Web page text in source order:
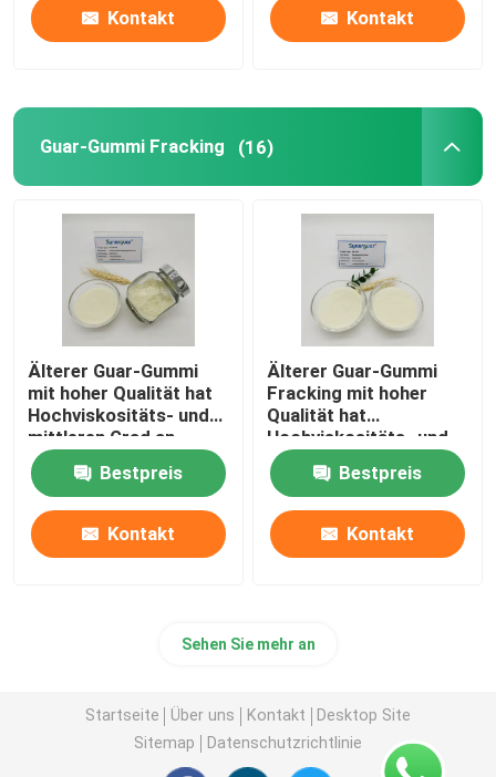
Kontakt Kontakt
Guar-Gummi Fracking (16)
Älterer Guar-Gummi
mit hoher Qualität hat
Hochviskositäts- und
mittleren Grad an
Ersatz für das
Zerbrechen der
Flüssigkeit
Bestpreis
Kontakt
Älterer Guar-Gummi
Fracking mit hoher
Qualität hat
Hochviskositäts- und
mittleren Grad an
Ersatz für das
Zerbrechen der
Flüssigkeit
Bestpreis
Kontakt
Sehen Sie mehr an
Startseite Über uns Kontakt
Desktop Site
Sitemap
Datenschutzrichtlinie